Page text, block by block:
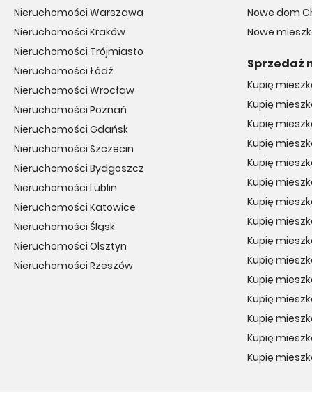
Nieruchomości Warszawa
Nieruchomości Kraków
Nieruchomości Trójmiasto
Nieruchomości Łódź
Nieruchomości Wrocław
Nieruchomości Poznań
Nieruchomości Gdańsk
Nieruchomości Szczecin
Nieruchomości Bydgoszcz
Nieruchomości Lublin
Nieruchomości Katowice
Nieruchomości Śląsk
Nieruchomości Olsztyn
Nieruchomości Rzeszów
Nowe dom
Nowe
Sprzedaż
Kupię
Kupię
Kupię
Kupię
Kupię
Kupię
Kupię
Kupię
Kupię
Kupię
Kupię
Kupię
Kupię
Kupię
Kupię